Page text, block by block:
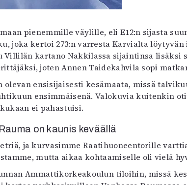
pienemmille väylille, eli E12:n sijasta
joka kertoi 273:n varresta Karvialta
kartano Nakkilassa sijaintinsa lisäksi
joten Annen Taidekahvila sopi
ensisijaisesti kesämaata, missä
ensimmäisenä. Valokuvia kuitenkin
kukaan ei pahastuisi.
on kaunis keväällä
ja kurvasimme Raatihuoneentorille
mutta aikaa kohtaamiselle oli vielä
Ammattikorkeakoulun tiloihin, missä